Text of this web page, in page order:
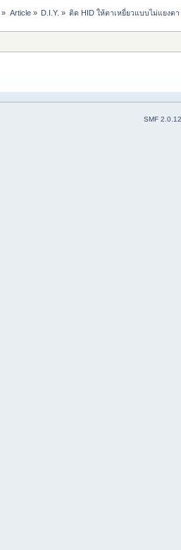
» Article» D.I.Y. » ติด HID ให้ตาเหยี่ยวแบบไม่แยงตา
SMF 2.0.12